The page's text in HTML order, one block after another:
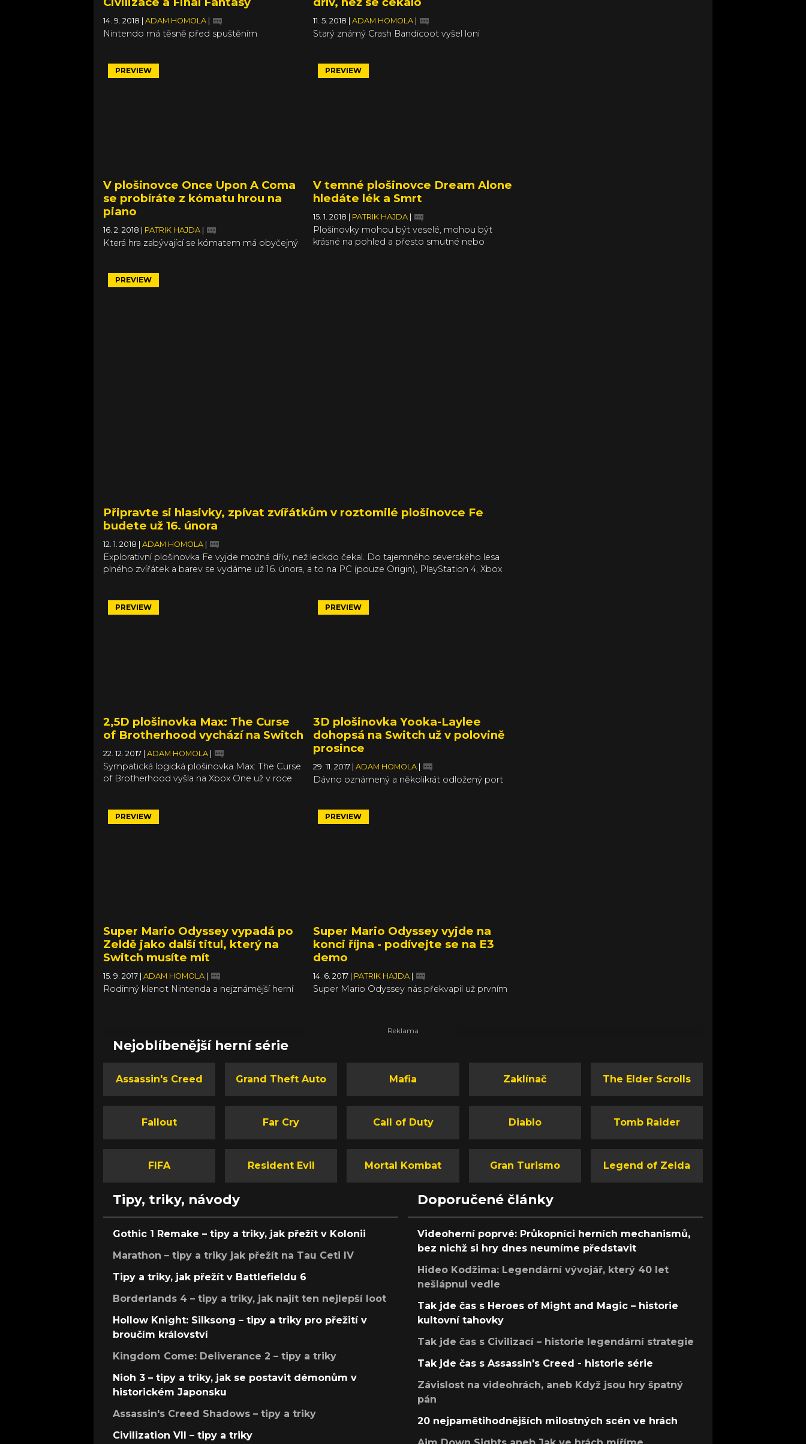
14. 9. 2018 ADAM HOMOLA
Nintendo má těsně před spuštěním
službě. Většinu času zabraly hry: nová
11. 5. 2018 ADAM HOMOLA
Starý známý Crash Bandicoot vyšel loni
Bandicoot N. Sane Trilogy měla původně vyjít
PREVIEW
V plošinovce Once Upon A Coma
se probíráte z kómatu hrou na
piano
16. 2. 2018 PATRIK HAJDA
Která hra zabývající se kómatem má obyčejný
cesty k cíli vyniká kouzelnou grafikou,
PREVIEW
V temné plošinovce Dream Alone
hledáte lék a Smrt
15. 1. 2018 PATRIK HAJDA
Plošinovky mohou být veselé, mohou být
krásné na pohled a přesto smutné nebo
PREVIEW
Připravte si hlasivky, zpívat zvířátkům v roztomilé plošinovce Fe
budete už 16. února
12. 1. 2018 ADAM HOMOLA
Explorativní plošinovka Fe vyjde možná dřív, než leckdo čekal. Do tajemného severského lesa
plného zvířátek a barev se vydáme už 16. února, a to na PC (pouze Origin), PlayStation 4, Xbox
PREVIEW
2,5D plošinovka Max: The Curse
of Brotherhood vychází na Switch
22. 12. 2017 ADAM HOMOLA
Sympatická logická plošinovka Max: The Curse
of Brotherhood vyšla na Xbox One už v roce
se dostává i na nejnovější herní konzoli
Nintendo Switch. V tamním eShopu ji najdete
PREVIEW
3D plošinovka Yooka-Laylee
dohopsá na Switch už v polovině
prosince
29. 11. 2017 ADAM HOMOLA
Dávno oznámený a několikrát odložený port
Šváry chválená hopsačka vyjde na Switch už 14.
prosince, přičemž předobjednávky se
PREVIEW
Super Mario Odyssey vypadá po
Zeldě jako další titul, který na
Switch musíte mít
15. 9. 2017 ADAM HOMOLA
Rodinný klenot Nintenda a nejznámější herní
parťákem jeho vlastní čepice, kterou budete
moct v Super Mario Odyssey ovládat.
Nintendo teď krátce před vydáním hry
věnovalo novému Mariovi nemalou část svého
posledního Directu a představilo několik
novinek, včetně pestrých království.
PREVIEW
Super Mario Odyssey vyjde na
konci října - podívejte se na E3
demo
14. 6. 2017 PATRIK HAJDA
Super Mario Odyssey nás překvapil už prvním
nakonec vyklube, a nový trailer z konference
prvky v obrovském otevřeném světě.
Nejoblíbenější herní série
Assassin's Creed Grand Theft Auto Mafia Zaklínač The Elder Scrolls
Fallout Far Cry Call of Duty Diablo Tomb Raider
FIFA Resident Evil Mortal Kombat Gran Turismo Legend of Zelda
Tipy, triky, návody
Gothic 1 Remake – tipy a triky, jak přežít v Kolonii
Marathon – tipy a triky jak přežít na Tau Ceti IV
Tipy a triky, jak přežít v Battlefieldu 6
Borderlands 4 – tipy a triky, jak najít ten nejlepší loot
Hollow Knight: Silksong – tipy a triky pro přežití v
broučím království
Kingdom Come: Deliverance 2 – tipy a triky
Nioh 3 – tipy a triky, jak se postavit démonům v
historickém Japonsku
Assassin's Creed Shadows – tipy a triky
Civilization VII – tipy a triky
Doporučené články
Videoherní poprvé: Průkopníci herních mechanismů,
bez nichž si hry dnes neumíme představit
Hideo Kodžima: Legendární vývojář, který 40 let
nešlápnul vedle
Tak jde čas s Heroes of Might and Magic – historie
kultovní tahovky
Tak jde čas s Civilizací – historie legendární strategie
Tak jde čas s Assassin's Creed - historie série
Závislost na videohrách, aneb Když jsou hry špatný
pán
20 nejpamětihodnějších milostných scén ve hrách